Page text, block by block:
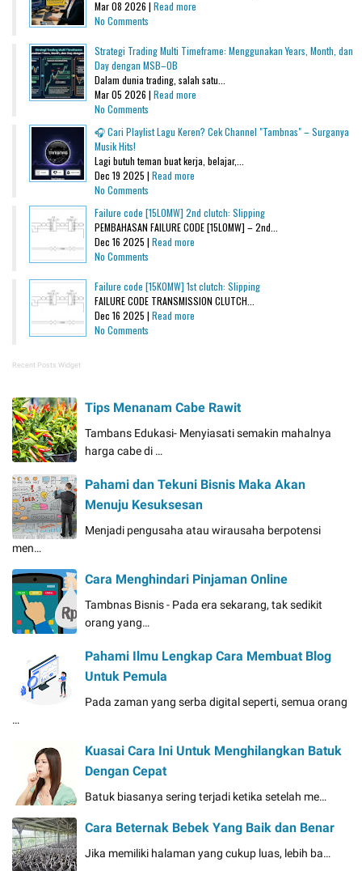
Mar 08 2026 | Read more
No Comments
Strategi Trading Multi Timeframe: Menggunakan Years, Month, dan
Day dengan MSB–OB
Dalam dunia trading, salah satu...
Mar 05 2026 | Read more
No Comments
🎧 Cari Playlist Lagu Keren? Cek Channel "Tambnas" – Surganya
Musik Hits!
Lagi butuh teman buat kerja, belajar,...
Dec 19 2025 | Read more
No Comments
Failure code [15L0MW] 2nd clutch: Slipping
PEMBAHASAN FAILURE CODE [15L0MW] – 2nd...
Dec 16 2025 | Read more
No Comments
Failure code [15K0MW] 1st clutch: Slipping
FAILURE CODE TRANSMISSION CLUTCH...
Dec 16 2025 | Read more
No Comments
Recent Posts Widget
Tips Menanam Cabe Rawit
Tambans Edukasi- Menyiasati semakin mahalnya
harga cabe di …
Pahami dan Tekuni Bisnis Maka Akan
Menuju Kesuksesan
Menjadi pengusaha atau wirausaha berpotensi
men…
Cara Menghindari Pinjaman Online
Tambnas Bisnis - Pada era sekarang, tak sedikit
orang yang…
Pahami Ilmu Lengkap Cara Membuat Blog
Untuk Pemula
Pada zaman yang serba digital seperti, semua orang
…
Kuasai Cara Ini Untuk Menghilangkan Batuk
Dengan Cepat
Batuk biasanya sering terjadi ketika setelah me…
Cara Beternak Bebek Yang Baik dan Benar
Jika memiliki halaman yang cukup luas, lebih ba…